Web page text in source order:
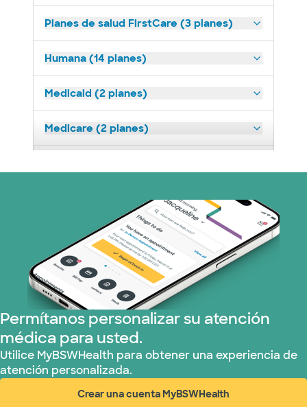
Planes de salud FirstCare (3 planes)
Humana (14 planes)
Medicaid (2 planes)
Medicare (2 planes)
Prism Electric (1 planes)
Plan de Salud Superior (19 planes)
Tricare (3 planes)
TriWest HealthCare (1 planes)
United HealthCare (33 planes)
WellMed (15 planes)
Permítanos personalizar su atención
médica para usted.
Utilice MyBSWHealth para obtener una experiencia de
atención personalizada.
Crear una cuenta MyBSWHealth
(abre en ventana nueva)